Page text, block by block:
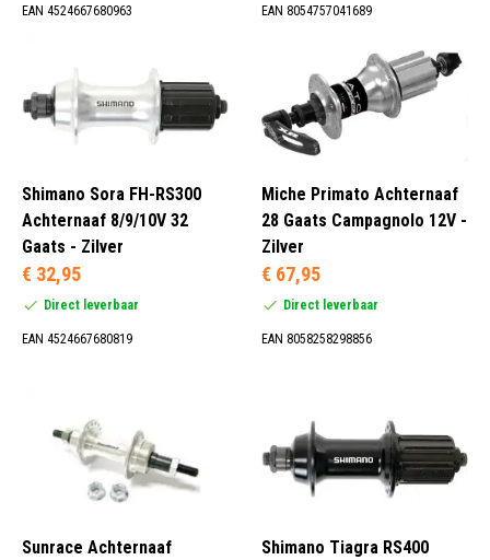
12 mm Steekas (47)
15 mm Steekas (2)
Onbekend (2)
N.V.T. (16)
Onbekend (3)
Schijfrem (2)
EAN 4524667680963 EAN 8054757041689
Shimano Sora FH-RS300
Achternaaf 8/9/10V 32
Gaats - Zilver
€ 32,95
Direct leverbaar
EAN 4524667680819
Miche Primato Achternaaf
28 Gaats Campagnolo 12V -
Zilver
€ 67,95
Direct leverbaar
EAN 8058258298856
Sunrace Achternaaf
Shimano Tiagra RS400